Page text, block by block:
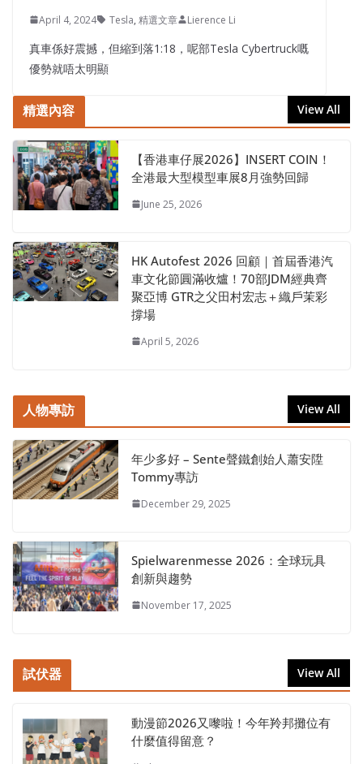
April 4, 2024 Tesla, 精選文章 Lierence Li
真車係好震撼，但縮到落1:18，呢部Tesla Cybertruck嘅
優勢就唔太明顯
精選內容 View All
【香港車仔展2026】INSERT COIN！
全港最大型模型車展8月強勢回歸
June 25, 2026
HK Autofest 2026 回顧｜首屆香港汽
車文化節圓滿收爐！70部JDM經典齊
聚亞博 GTR之父田村宏志＋織戶茉彩
撐場
April 5, 2026
人物專訪 View All
年少多好 – Sente聲鐵創始人蕭安陞
Tommy專訪
December 29, 2025
Spielwarenmesse 2026：全球玩具
創新與趨勢
November 17, 2025
試伏器 View All
動漫節2026又嚟啦！今年羚邦攤位有
什麼值得留意？